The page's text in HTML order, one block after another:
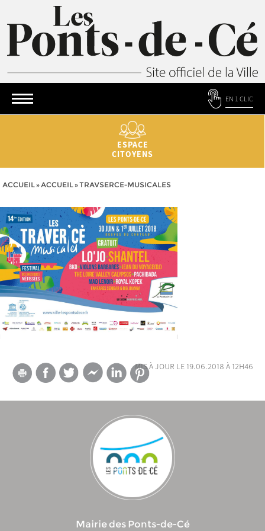
EN 1 CLIC
ESPACE
CITOYENS
ACCUEIL»ACCUEIL»TRAVSERCE-MUSICALES
mis à jour le 19.06.2018 à 12h46
Mairie des Ponts-de-Cé